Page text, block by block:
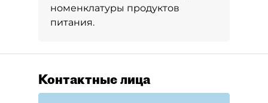
номенклатуры продуктов
питания.
Контактные лица